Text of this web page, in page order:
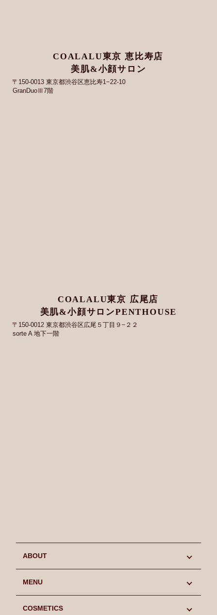
COALALU東京 恵比寿店
美肌&小顔サロン
〒150-0013 東京都渋谷区恵比寿1−22-10
GranDuoⅢ7階
COALALU東京 広尾店
美肌&小顔サロンPENTHOUSE
〒150-0012 東京都渋谷区広尾５丁目９−２２
sorte A 地下一階
ABOUT
初めての方へ
キャンペーン情報
MENU
MENU
COSMETICS